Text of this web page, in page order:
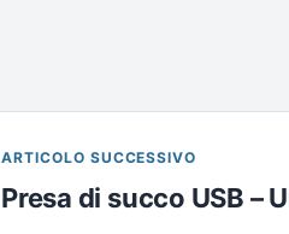
ARTICOLO SUCCESSIVO
Presa di succo USB –